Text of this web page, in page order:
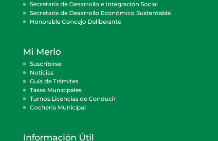
Secretaría de Desarrollo e Integración Social
Secretaría de Desarrollo Económico Sustentable
Honorable Concejo Deliberante
Mi Merlo
Suscribirse
Noticias
Guía de Trámites
Tasas Municipales
Turnos Licencias de Conducir
Cocheria Municipal
Información Útil